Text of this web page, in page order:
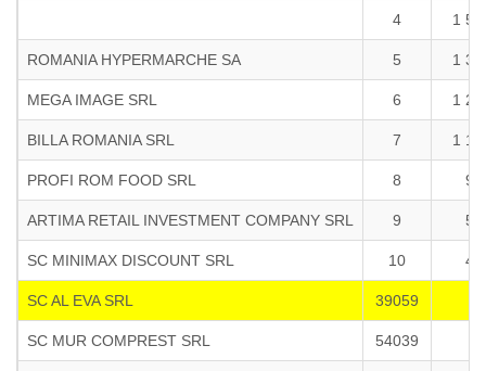
4 1
ROMANIA HYPERMARCHE SA 5 1
MEGA IMAGE SRL 6 1
BILLA ROMANIA SRL 7 1
PROFI ROM FOOD SRL 8
ARTIMA RETAIL INVESTMENT COMPANY SRL 9
SC MINIMAX DISCOUNT SRL 10
SC AL EVA SRL 39059
SC MUR COMPREST SRL 54039